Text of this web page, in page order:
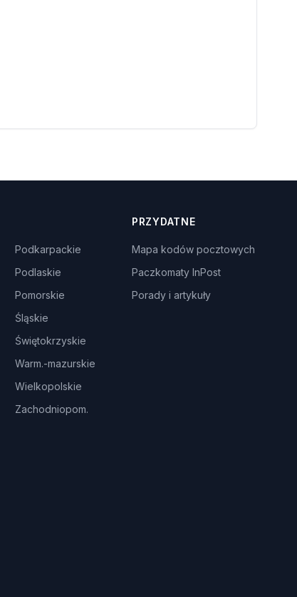
Podkarpackie
Podlaskie
Pomorskie
Śląskie
Świętokrzyskie
Warm.-mazurskie
Wielkopolskie
Zachodniopom.
PRZYDATNE
Mapa kodów pocztowych
Paczkomaty InPost
Porady i artykuły